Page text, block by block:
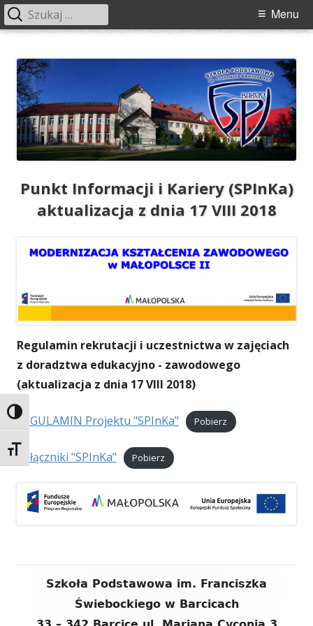
Przełącz wysoki kontrast
Zmień rozmiar czcionek
treści
Świebockiego w Barcicach
Menu
Menu
Szukaj:
Punkt Informacji i Kariery (SPInKa)
aktualizacja z dnia 17 VIII 2018
Regulamin rekrutacji i uczestnictwa w zajęciach
z doradztwa edukacyjno - zawodowego
(aktualizacja z dnia 17 VIII 2018)
REGULAMIN Projektu "SPInKa" Pobierz
Załączniki "SPInKa" Pobierz
Zawartość
Szkoła Podstawowa im. Franciszka
Świebockiego w Barcicach